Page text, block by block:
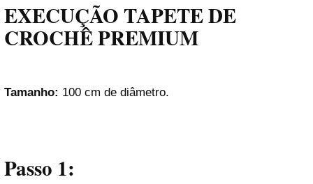
EXECUÇÃO TAPETE DE
CROCHÊ PREMIUM
Tamanho: 100 cm de diâmetro.
Passo 1: